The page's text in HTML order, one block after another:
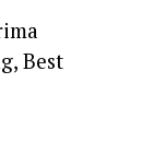
Best